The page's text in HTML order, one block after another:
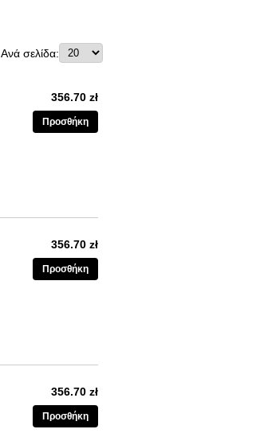
Ανά σελίδα:
356.70 zł
Προσθήκη
356.70 zł
Προσθήκη
356.70 zł
Προσθήκη